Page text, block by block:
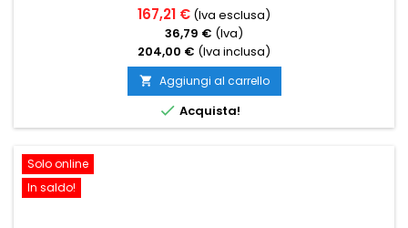
167,21 € (Iva esclusa)
36,79 € (Iva)
204,00 € (Iva inclusa)
 Aggiungi al carrello
 Acquista!
Solo online
In saldo!